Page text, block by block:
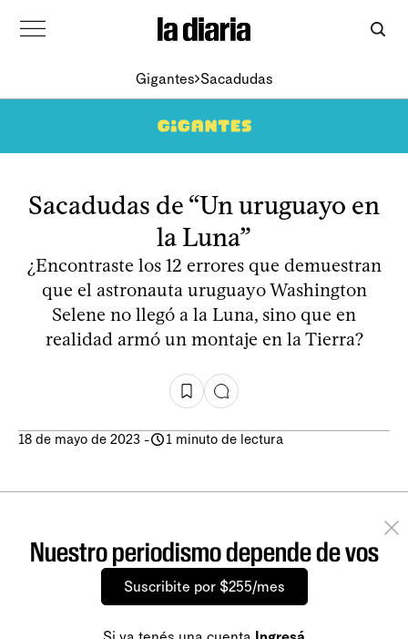
Gigantes Sacadudas
Sacadudas de “Un uruguayo en
la Luna”
¿Encontraste los 12 errores que demuestran
que el astronauta uruguayo Washington
Selene no llegó a la Luna, sino que en
realidad armó un montaje en la Tierra?
18 de mayo de 2023 - 1 minuto de lectura
Nuestro periodismo depende de vos
Suscribite por $255/mes